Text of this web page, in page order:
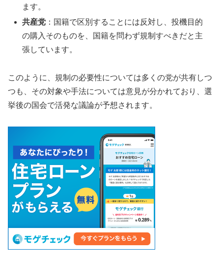
ます。
共産党 ：国籍で区別することには反対し、投機目的
の購入そのものを、国籍を問わず規制すべきだと主
張しています。
このように、規制の必要性については多くの党が共有しつ
つも、その対象や手法については意見が分かれており、選
挙後の国会で活発な議論が予想されます。